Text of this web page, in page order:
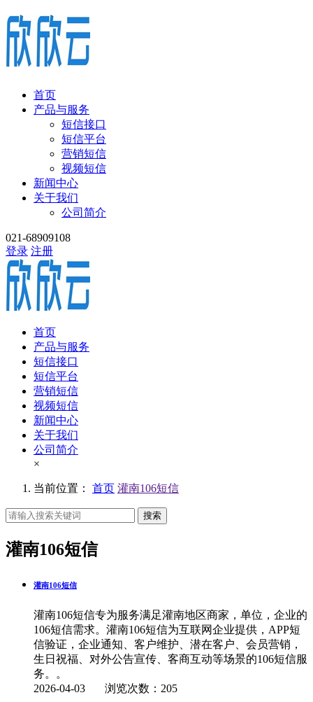
首页
产品与服务
短信接口
短信平台
营销短信
视频短信
新闻中心
关于我们
公司简介
021-68909108
登录 注册
首页
产品与服务
短信接口
短信平台
营销短信
视频短信
新闻中心
关于我们
公司简介
×
当前位置： 首页 灌南106短信
搜索
灌南106短信
灌南106短信
灌南106短信专为服务满足灌南地区商家，单位，企业的
106短信需求。灌南106短信为互联网企业提供，APP短
信验证，企业通知、客户维护、潜在客户、会员营销，
生日祝福、对外公告宣传、客商互动等场景的106短信服
务。。
2026-04-03 浏览次数：205